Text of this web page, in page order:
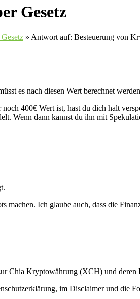
Gesetz
» Antwort auf: Besteuerung von
es nach diesen Wert berechnet
400€ Wert ist, hast du dich halt
Wenn dann kannst du ihn mit
Ich glaube auch, dass die
Chia Kryptowährung (XCH) und
im Disclaimer und die